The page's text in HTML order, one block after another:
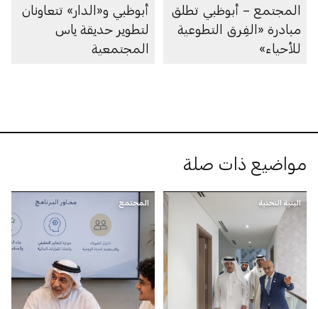
المجتمع – أبوظبي تطلق
مبادرة «الفِرق التطوعية
للأحياء»
أبوظبي و«الدار» تتعاونان
لتطوير حديقة ياس
المجتمعية
مواضيع ذات صلة
البنية التحتية المجتمع